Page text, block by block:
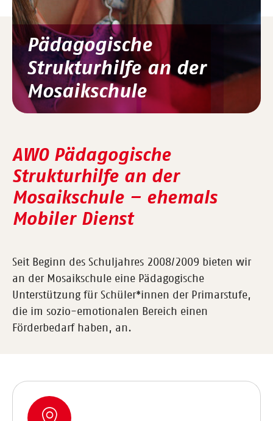
Pädagogische
Strukturhilfe an der
Mosaikschule
AWO Pädagogische
Strukturhilfe an der
Mosaikschule – ehemals
Mobiler Dienst
Seit Beginn des Schuljahres 2008/2009 bieten wir
an der Mosaikschule eine Pädagogische
Unterstützung für Schüler*innen der Primarstufe,
die im sozio-emotionalen Bereich einen
Förderbedarf haben, an.